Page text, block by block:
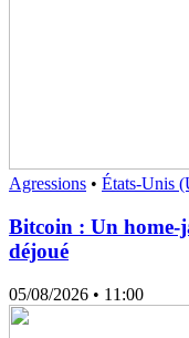
Agressions • États-Unis
Bitcoin : Un home-
déjoué
05/08/2026 • 11:00